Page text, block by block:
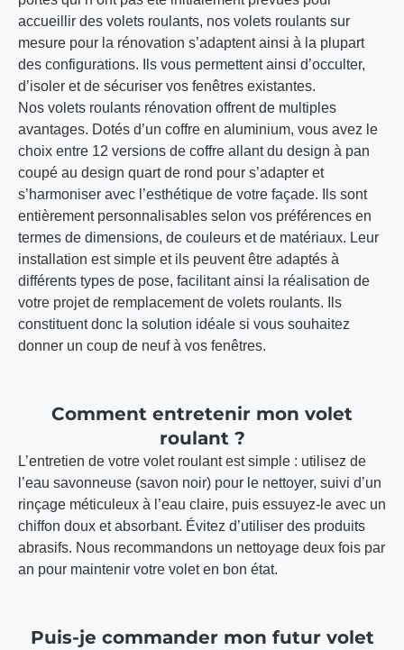
accueillir des volets roulants, nos volets roulants sur
mesure pour la rénovation s’adaptent ainsi à la plupart
des configurations. Ils vous permettent ainsi d’occulter,
d’isoler et de sécuriser vos fenêtres existantes.
Nos volets roulants rénovation offrent de multiples
avantages. Dotés d’un coffre en aluminium, vous avez le
choix entre 12 versions de coffre allant du design à pan
coupé au design quart de rond pour s’adapter et
s’harmoniser avec l’esthétique de votre façade. Ils sont
entièrement personnalisables selon vos préférences en
termes de dimensions, de couleurs et de matériaux. Leur
installation est simple et ils peuvent être adaptés à
différents types de pose, facilitant ainsi la réalisation de
votre projet de remplacement de volets roulants. Ils
constituent donc la solution idéale si vous souhaitez
donner un coup de neuf à vos fenêtres.
Comment entretenir mon volet
roulant ?
L’entretien de votre volet roulant est simple : utilisez de
l’eau savonneuse (savon noir) pour le nettoyer, suivi d’un
rinçage méticuleux à l’eau claire, puis essuyez-le avec un
chiffon doux et absorbant. Évitez d’utiliser des produits
abrasifs. Nous recommandons un nettoyage deux fois par
an pour maintenir votre volet en bon état.
Puis-je commander mon futur volet